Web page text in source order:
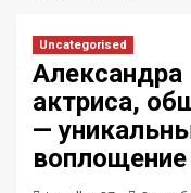
Uncategorised
Александра
актриса,
—
воплощение